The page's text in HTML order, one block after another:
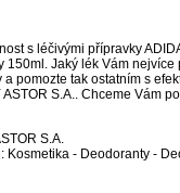
s léčivými přípravky
150ml. Jaký lék Vám
pomozte tak ostatním s
S.A.. Chceme Vám
S.A.
Kosmetika - Deodoranty -